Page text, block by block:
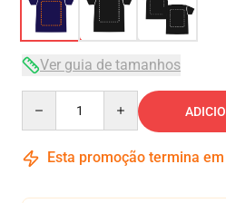
Ver guia de tamanhos
Esta promoção termina em